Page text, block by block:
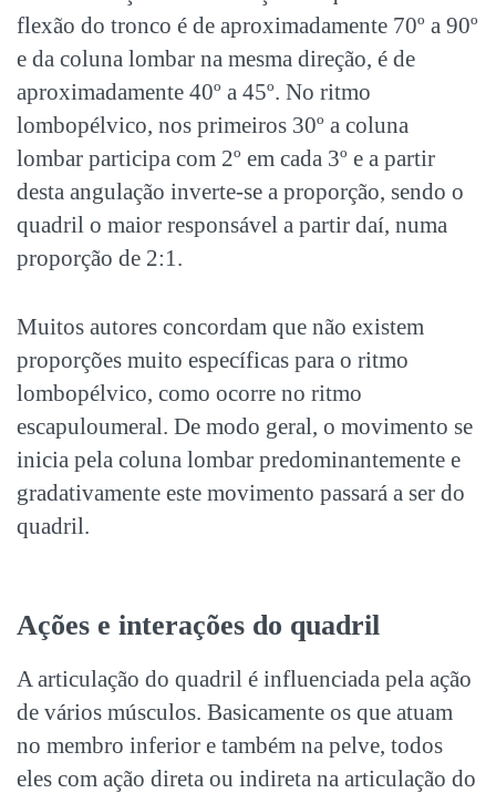
flexão do tronco é de aproximadamente 70º a 90º
e da coluna lombar na mesma direção, é de
aproximadamente 40º a 45º. No ritmo
lombopélvico, nos primeiros 30º a coluna
lombar participa com 2º em cada 3º e a partir
desta angulação inverte-se a proporção, sendo o
quadril o maior responsável a partir daí, numa
proporção de 2:1.
Muitos autores concordam que não existem
proporções muito específicas para o ritmo
lombopélvico, como ocorre no ritmo
escapuloumeral. De modo geral, o movimento se
inicia pela coluna lombar predominantemente e
gradativamente este movimento passará a ser do
quadril.
Ações e interações do quadril
A articulação do quadril é influenciada pela ação
de vários músculos. Basicamente os que atuam
no membro inferior e também na pelve, todos
eles com ação direta ou indireta na articulação do